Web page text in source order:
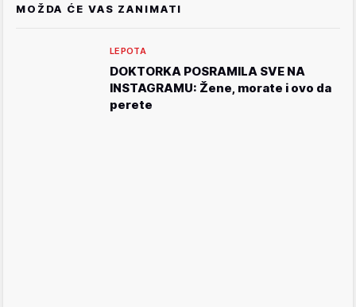
MOŽDA ĆE VAS ZANIMATI
LEPOTA
DOKTORKA POSRAMILA SVE NA
INSTAGRAMU: Žene, morate i ovo da
perete